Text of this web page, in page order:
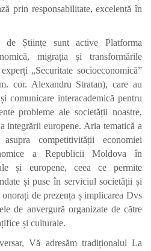
prin responsabilitate, excelență în
de Științe sunt active Platforma
migrația și transformările
„Securitate socioeconomică”
cor. Alexandru Stratan), care au
comunicare interacademică pentru
probleme ale societății noastre,
integrării europene. Aria tematică a
competitivității economiei
a Republicii Moldova în
și europene, ceea ce permite
și puse în serviciul societății și
de prezența ș implicarea Dvs
de anvergură organizate de către
și culturale.
Vă adresăm tradiționalul La